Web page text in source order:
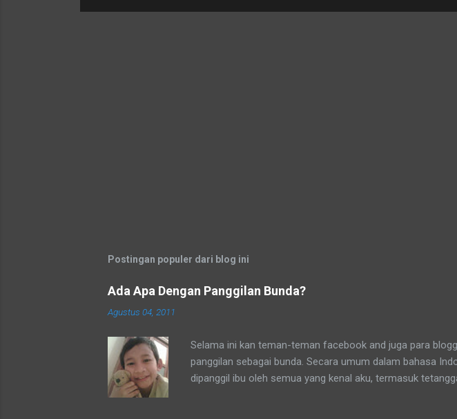
Postingan populer dari blog ini
Ada Apa Dengan Panggilan Bunda?
Agustus 04, 2011
Selama ini kan teman-teman facebook and juga para
panggilan sebagai bunda. Secara umum dalam bahasa
dipanggil ibu oleh semua yang kenal aku, termasuk
ditempat tinggal anakku yaitu Green Bintaro Residence.